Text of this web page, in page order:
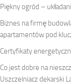
Piękny ogród –
Biznes na firmę
apartamentów pod
Certyfikaty
Co jest dobre na
Uszczelniacz dekarski